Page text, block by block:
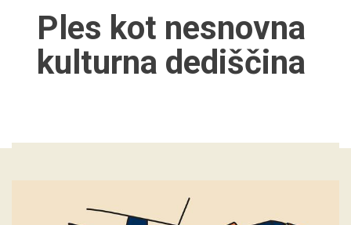
Stalne razstave
Občasne razstave
Gostovanja
Virtualni sprehodi
Napovednik
Ples kot nesnovna
kulturna dediščina